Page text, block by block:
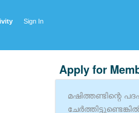
Sign In
Apply for
മഷിത്തണ്ടിന്റെ